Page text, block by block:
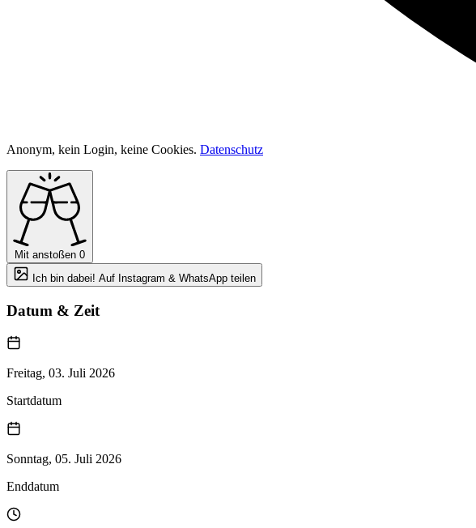
Anonym, kein Login, keine Cookies. Datenschutz
Mit anstoßen 0
Ich bin dabei! Auf Instagram & WhatsApp teilen
Datum & Zeit
Freitag, 03. Juli 2026
Startdatum
Sonntag, 05. Juli 2026
Enddatum